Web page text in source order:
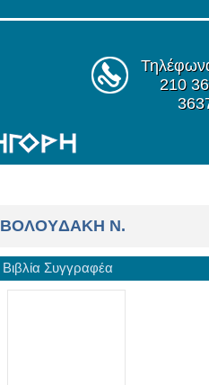
210
ΒΟΛOYΔAKH N.
Βιβλία Συγγραφέα